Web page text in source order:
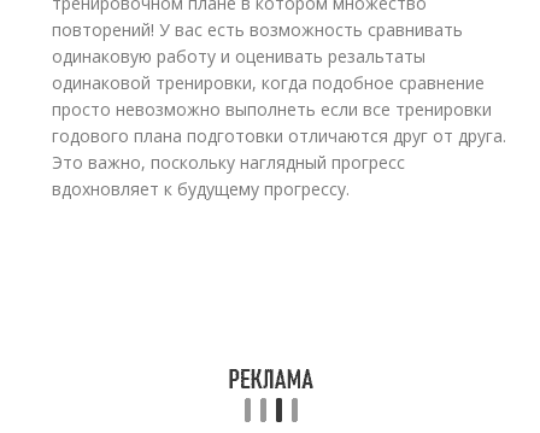
повторений! У вас есть возможность сравнивать
одинаковую работу и оценивать резальтаты
одинаковой тренировки, когда подобное сравнение
просто невозможно выполнеть если все тренировки
годового плана подготовки отличаются друг от друга.
Это важно, поскольку наглядный прогресс
вдохновляет к будущему прогрессу.